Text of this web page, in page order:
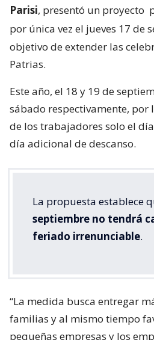
Parisi, presentó un proyecto
por única vez el jueves 17 de
objetivo de extender las
Patrias.
Este año, el 18 y 19 de
sábado respectivamente,
de los trabajadores solo el
día adicional de descanso.
La propuesta establece
septiembre no tendrá
feriado irrenunciable.
“La medida busca entregar
familias y al mismo tiempo
pequeñas empresas y los